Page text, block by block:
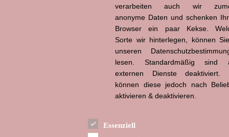
verarbeiten auch wir
anonyme Daten und schenken
Browser ein paar Kekse.
Sorte wir hinterlegen, können
unseren
lesen. Standardmäßig sind
externen Dienste deaktiviert.
können diese jedoch nach
aktivieren & deaktivieren.
Essenziell